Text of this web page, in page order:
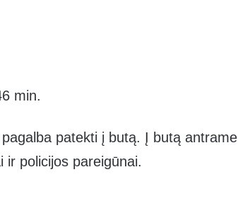
min.
patekti į butą. Į butą antrame
policijos pareigūnai.